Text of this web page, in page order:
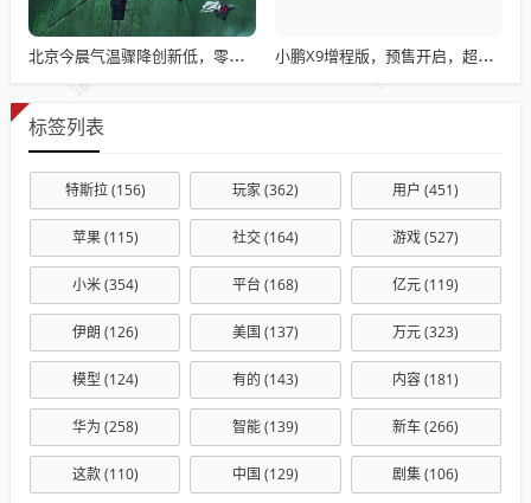
北京今晨气温骤降创新低，零下0.8℃的寒冷天气 小鹏X9增程版，预售开启，超长续航终结MPV续航焦虑，5C快充技术引领新潮流
标签列表
特斯拉(156) 玩家(362) 用户 (451)
苹果(115) 社交(164) 游戏(527)
小米(354) 平台 (168) 亿元(119)
伊朗 (126) 美国 (137) 万元(323)
模型 (124) 有的 (143) 内容(181)
华为 (258) 智能(139) 新车(266)
这款(110) 中国 (129) 剧集(106)